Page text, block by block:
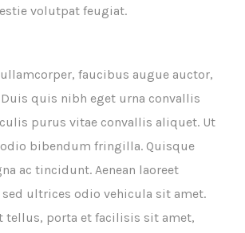
volutpat feugiat.
faucibus augue auctor,
quis nibh eget urna convallis
purus vitae convallis aliquet. Ut
bibendum fringilla. Quisque
ac tincidunt. Aenean laoreet
ultrices odio vehicula sit amet.
tellus, porta et facilisis sit amet,